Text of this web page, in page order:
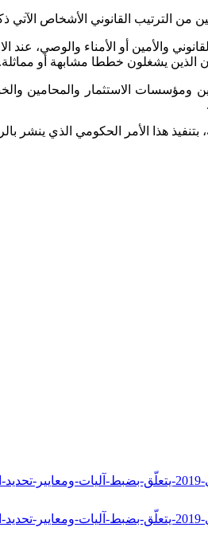
من الترتيب القانوني الأشخاص الآتي
والأمين أو الأمناء والوصي،
الذين يشغلون خططا مشابهة أو مماثلة.
ومؤسسات الاستثمار والمحامين
.
هذا الأمر الحكومي الذي ينشر